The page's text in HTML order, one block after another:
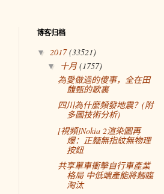
博客归档
▼ 2017(33521)
▼ 十月(1757)
為愛做過的傻事，全在田
馥甄的歌裏
四川為什麼頻發地震？(附
多圖技術分析)
[視頻]Nokia 2渲染圖再
爆：正麵無指紋無物理
按鈕
共享單車衝擊自行車產業
格局 中低端產能將麵臨
淘汰